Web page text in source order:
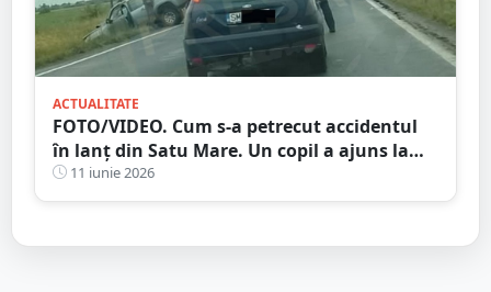
ACTUALITATE
FOTO/VIDEO. Cum s-a petrecut accidentul
în lanț din Satu Mare. Un copil a ajuns la
spital
11 iunie 2026